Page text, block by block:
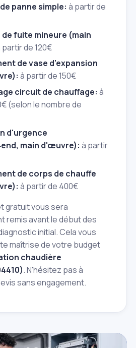
panne simple: à partir de
fuite mineure (main
partir de 120€
de vase d'expansion
à partir de 150€
circuit de chauffage: à
(selon le nombre de
d'urgence
main d'œuvre): à partir
de corps de chauffe
à partir de 400€
gratuit vous sera
remis avant le début des
initial. Cela vous
maîtrise de votre budget
chaudière
. N'hésitez pas à
sans engagement.